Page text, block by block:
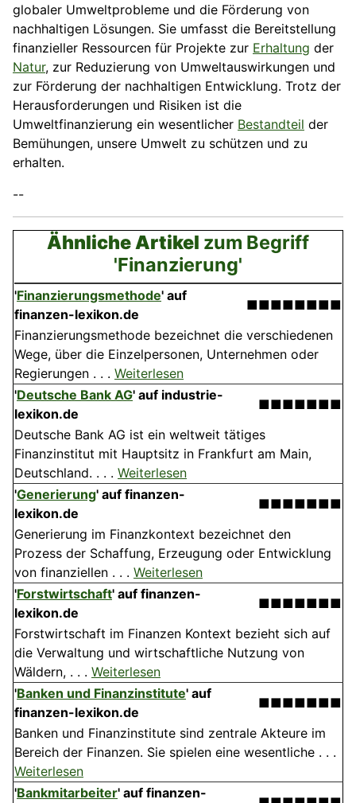
globaler Umweltprobleme und die Förderung von
nachhaltigen Lösungen. Sie umfasst die Bereitstellung
finanzieller Ressourcen für Projekte zur Erhaltung der
Natur, zur Reduzierung von Umweltauswirkungen und
zur Förderung der nachhaltigen Entwicklung. Trotz der
Herausforderungen und Risiken ist die
Umweltfinanzierung ein wesentlicher Bestandteil der
Bemühungen, unsere Umwelt zu schützen und zu
erhalten.
--
Ähnliche Artikel zum Begriff
'Finanzierung'
'Finanzierungsmethode' auf
finanzen-lexikon.de
■■■■■■■■
Finanzierungsmethode bezeichnet die verschiedenen
Wege, über die Einzelpersonen, Unternehmen oder
Regierungen . . . Weiterlesen
'Deutsche Bank AG' auf industrie-
lexikon.de
■■■■■■■
Deutsche Bank AG ist ein weltweit tätiges
Finanzinstitut mit Hauptsitz in Frankfurt am Main,
Deutschland. . . . Weiterlesen
'Generierung' auf finanzen-
lexikon.de
■■■■■■■
Generierung im Finanzkontext bezeichnet den
Prozess der Schaffung, Erzeugung oder Entwicklung
von finanziellen . . . Weiterlesen
'Forstwirtschaft' auf finanzen-
lexikon.de
■■■■■■■
Forstwirtschaft im Finanzen Kontext bezieht sich auf
die Verwaltung und wirtschaftliche Nutzung von
Wäldern, . . . Weiterlesen
'Banken und Finanzinstitute' auf
finanzen-lexikon.de
■■■■■■■
Banken und Finanzinstitute sind zentrale Akteure im
Bereich der Finanzen. Sie spielen eine wesentliche . . .
Weiterlesen
'Bankmitarbeiter' auf finanzen-